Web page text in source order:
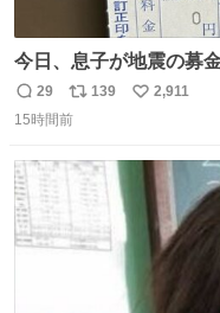
今日、息子が地震の募
たいです。おもちゃと
自分で貯めてた2万円を
かできたらなぁと思い
返
信
29
リ
ポ
139
い
2,911
15時間前